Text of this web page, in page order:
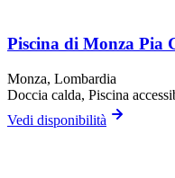
Piscina di Monza Pia
Monza, Lombardia
Doccia calda, Piscina
Vedi disponibilità